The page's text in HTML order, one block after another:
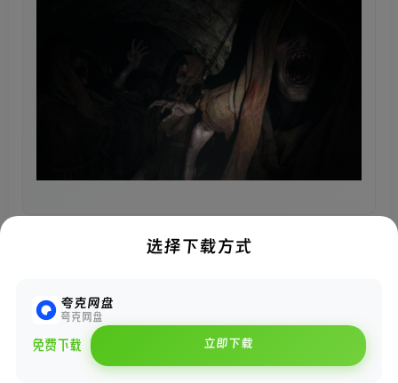
选择下载方式
夸克网盘
夸克网盘
免费下载 立即下载